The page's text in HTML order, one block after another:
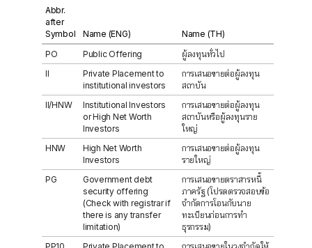
Abbr.
after
Symbol
Name (ENG)
Name (TH)
PO
Public Offering
ผู้ลงทุนทั่วไป
II
Private Placement to
institutional investors
การเสนอขายต่อผู้ลงทุน
สถาบัน
II/HNW
Institutional Investors
or High Net Worth
Investors
การเสนอขายต่อผู้ลงทุน
สถาบันหรือผู้ลงทุนราย
ใหญ่
HNW
High Net Worth
Investors
การเสนอขายต่อผู้ลงทุน
รายใหญ่
PG
Government debt
security offering
(Check with registrar if
there is any transfer
limitation)
การเสนอขายตราสารหนี้
ภาครัฐ (โปรดตรวจสอบข้อ
จำกัดการโอนกับนาย
ทะเบียนก่อนการทำ
ธุรกรรม)